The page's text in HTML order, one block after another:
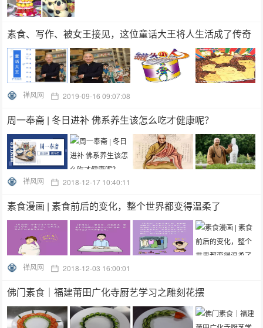
素食、写作、被女王接见，这位童话大王将人生活成了传奇
禅风网 2019-09-16 09:07:08
周一奉斋 | 冬日进补 佛系养生该怎么吃才健康呢？
禅风网 2018-12-17 10:40:11
素食漫画 | 素食前后的变化，整个世界都变得温柔了
禅风网 2018-12-03 16:00:01
佛门素食｜福建莆田广化寺厨艺学习之雕刻花摆